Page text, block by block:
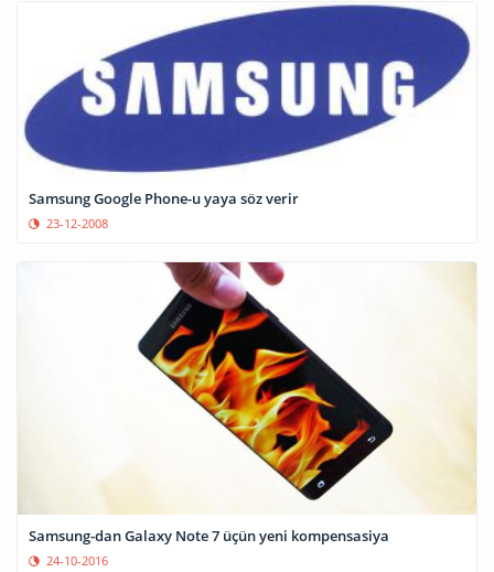
Samsung Google Phone-u yaya söz verir
23-12-2008
Samsung-dan Galaxy Note 7 üçün yeni kompensasiya
24-10-2016